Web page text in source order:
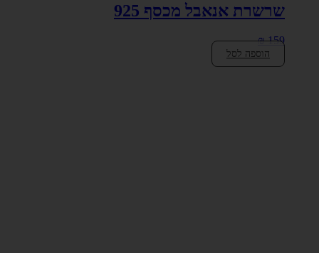
שרשרת אנאבל מכסף 925
₪159
הוספה לסל